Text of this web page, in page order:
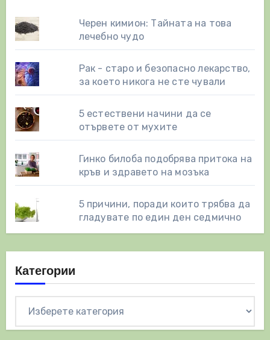
Черен кимион: Тайната на това
лечебно чудо
Рак - старо и безопасно лекарство,
за което никога не сте чували
5 естествени начини да се
отървете от мухите
Гинко билоба подобрява притока на
кръв и здравето на мозъка
5 причини, поради които трябва да
гладувате по един ден седмично
Категории